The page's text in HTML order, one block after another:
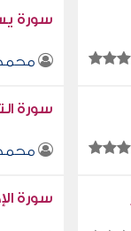
سورة
سورة
سورة